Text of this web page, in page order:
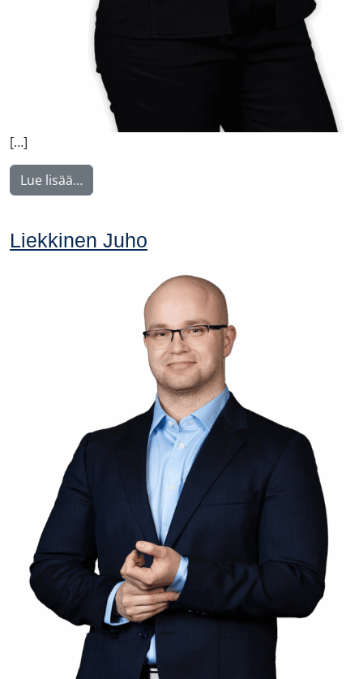
[…]
Lue lisää…
Liekkinen Juho